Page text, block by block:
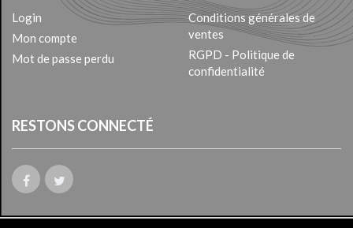
Login
Mon compte
Mot de passe perdu
Conditions générales de
ventes
RGPD - Politique de
confidentialité
RESTONS CONNECTÉ